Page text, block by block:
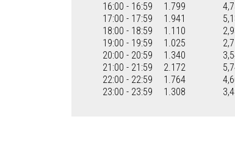
16:00 - 16:59
1.799
17:00 - 17:59
1.941
18:00 - 18:59
1.110
19:00 - 19:59
1.025
20:00 - 20:59
1.340
21:00 - 21:59
2.172
22:00 - 22:59
1.764
23:00 - 23:59
1.308